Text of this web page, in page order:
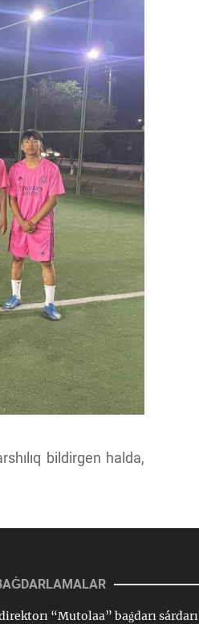
bildirgen halda,
“Mutolaa” baǵdarı sárdarı